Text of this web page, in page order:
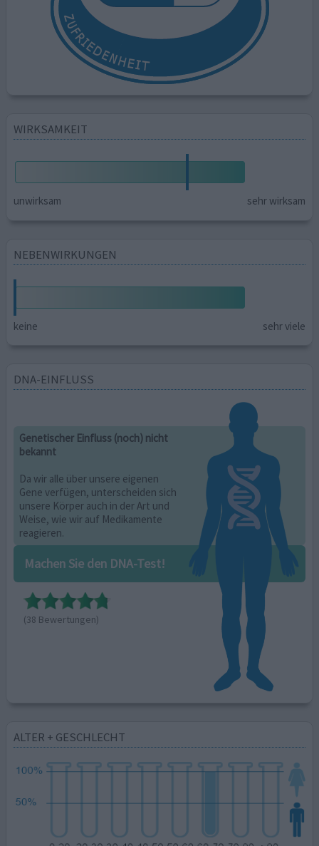
WIRKSAMKEIT
unwirksam sehr wirksam
NEBENWIRKUNGEN
keine sehr viele
DNA-EINFLUSS
Genetischer Einfluss (noch) nicht
bekannt
Da wir alle über unsere eigenen
Gene verfügen, unterscheiden sich
unsere Körper auch in der Art und
Weise, wie wir auf Medikamente
reagieren.
Machen Sie den DNA-Test!
(38 Bewertungen)
ALTER + GESCHLECHT